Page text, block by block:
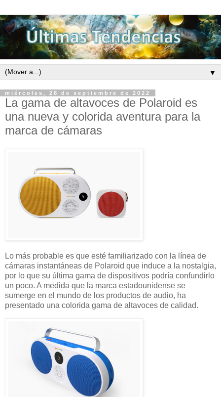
▼
miércoles, 28 de septiembre de 2022
La gama de altavoces de Polaroid es
una nueva y colorida aventura para la
marca de cámaras
Lo más probable es que esté familiarizado con la línea de
cámaras instantáneas de Polaroid que induce a la nostalgia,
por lo que su última gama de dispositivos podría confundirlo
un poco. A medida que la marca estadounidense se
sumerge en el mundo de los productos de audio, ha
presentado una colorida gama de altavoces de calidad.